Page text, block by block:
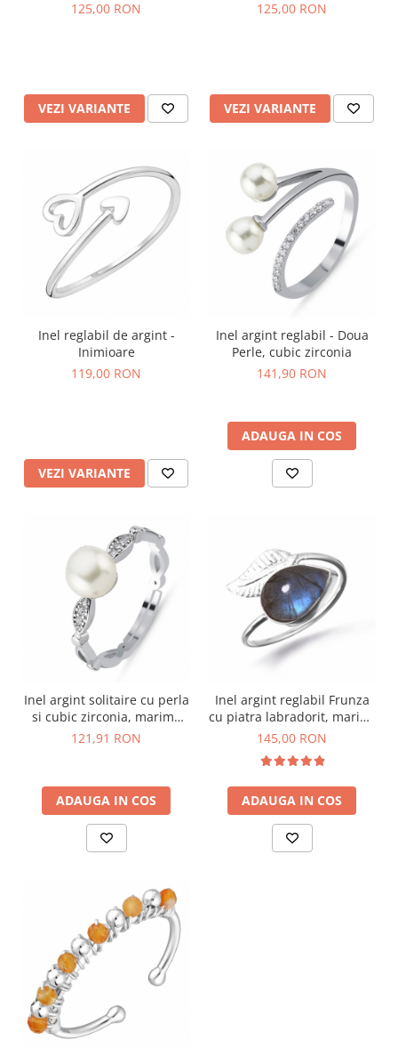
125,00 RON
VEZI VARIANTE
125,00 RON
VEZI VARIANTE
Inel reglabil de argint -
Inimioare
119,00 RON
VEZI VARIANTE
Inel argint reglabil - Doua
Perle, cubic zirconia
141,90 RON
ADAUGA IN COS
Inel argint solitaire cu perla
si cubic zirconia, marime
reglabila
121,91 RON
ADAUGA IN COS
Inel argint reglabil Frunza
cu piatra labradorit, marimi
59-66
145,00 RON
ADAUGA IN COS